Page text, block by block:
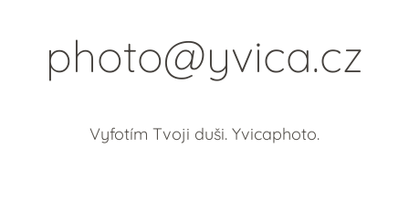
photo@yvica.cz
Vyfotím Tvoji duši. Yvicaphoto.